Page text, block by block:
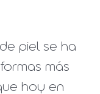
piel se ha
más
hoy en